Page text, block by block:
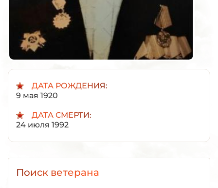
ДАТА РОЖДЕНИЯ:
9 мая 1920
ДАТА СМЕРТИ:
24 июля 1992
Поиск ветерана